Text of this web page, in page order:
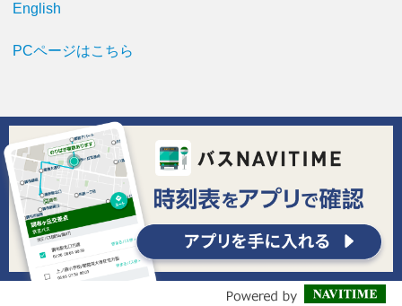
English
PCページはこちら